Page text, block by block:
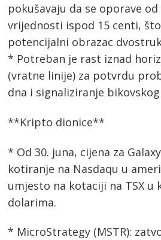
pokušavaju da se oporave
vrijednosti ispod 15 centi,
potencijalni obrazac
* Potreban je rast iznad
(vratne linije) za potvrdu
dna i signaliziranje
**Kripto dionice**
* Od 30. juna, cijena za
kotiranje na Nasdaqu u
umjesto na kotaciji na TSX u
dolarima.
* MicroStrategy (MSTR):